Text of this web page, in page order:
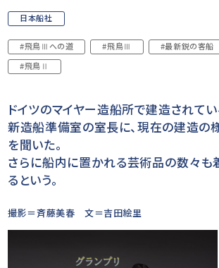
日本船社
#飛鳥Ⅲへの道 #飛鳥Ⅲ #最新鋭の客船
#飛鳥Ⅱ
ドイツのマイヤー造船所で建造されてい
新造船準備室の室長に、現在の建造の
を聞いた。
さらに船内に置かれる芸術品の数々も
るという。
撮影＝斉藤美春 文＝吉田絵里